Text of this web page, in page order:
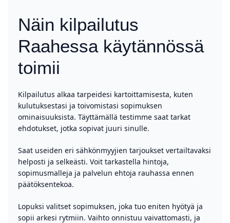
Näin kilpailutus
Raahessa käytännössä
toimii
Kilpailutus alkaa tarpeidesi kartoittamisesta, kuten
kulutuksestasi ja toivomistasi sopimuksen
ominaisuuksista. Täyttämällä testimme saat tarkat
ehdotukset, jotka sopivat juuri sinulle.
Saat useiden eri sähkönmyyjien tarjoukset vertailtavaksi
helposti ja selkeästi. Voit tarkastella hintoja,
sopimusmalleja ja palvelun ehtoja rauhassa ennen
päätöksentekoa.
Lopuksi valitset sopimuksen, joka tuo eniten hyötyä ja
sopii arkesi rytmiin. Vaihto onnistuu vaivattomasti, ja